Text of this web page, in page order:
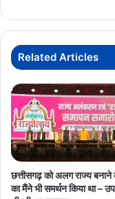
Related Articles
छत्तीसगढ़ को अलग राज्य बनाने
का मैंने भी समर्थन किया था –